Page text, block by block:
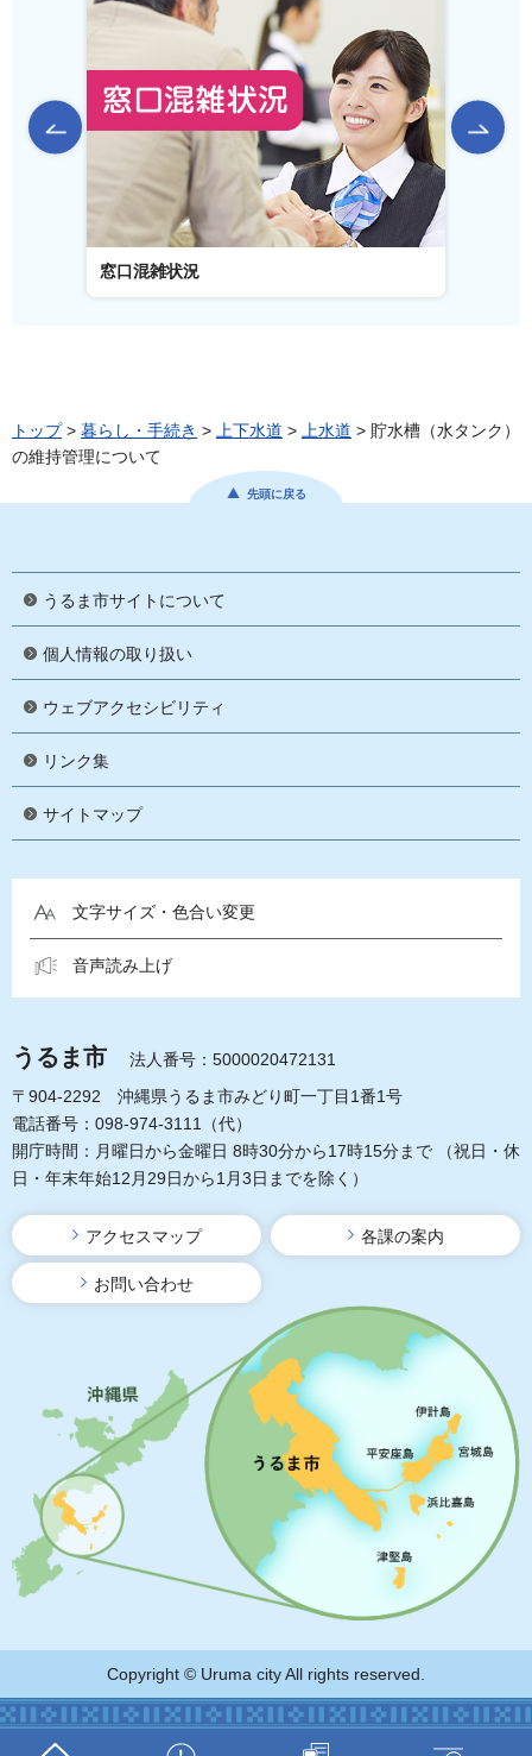
前のスライドを表示
窓口混雑状況
トップ> 暮らし・手続き > 上下水道 > 上水道 > 貯水槽（水タンク）
の維持管理について
先頭に戻る
うるま市サイトについて
個人情報の取り扱い
ウェブアクセシビリティ
リンク集
サイトマップ
文字サイズ・色合い変更
音声読み上げ
うるま市
法人番号：5000020472131
〒904-2292 沖縄県うるま市みどり町一丁目1番1号
電話番号：098-974-3111（代）
開庁時間：月曜日から金曜日 8時30分から17時15分まで
（祝日・休
日・年末年始12月29日から1月3日までを除く）
アクセスマップ 各課の案内
お問い合わせ
Copyright © Uruma city All rights reserved.